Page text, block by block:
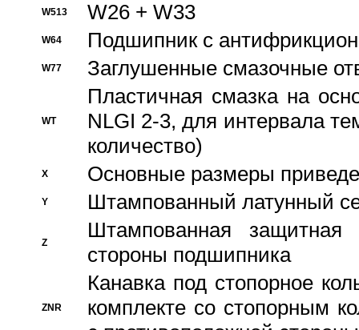
W513 W26 + W33
W64 Подшипник с
W77 Заглушенные смазочные
WT
Пластичная смазка на
NLGI 2-3, для интервала
количество)
X Основные размеры
Y Штампованный латунный
Z
Штампованная
стороны подшипника
ZNR
Канавка под стопорное
комплекте со стопорным